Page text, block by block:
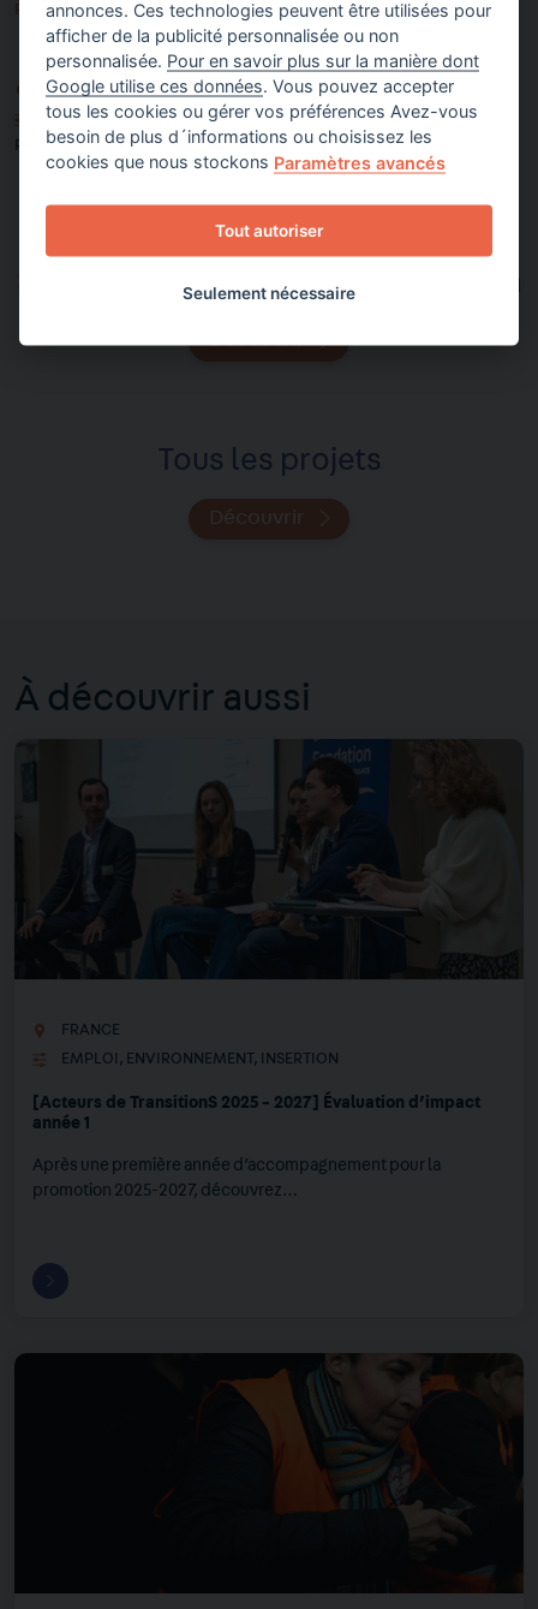
Partager sur
FRANCE
EMPLOI, EXCLUSION,FEMMES,FORMATION,INSERTION,
PAUVRETÉ
Soutenir les projets de la Fondation
Découvrir
Tous les projets
Découvrir
À découvrir aussi
FRANCE
EMPLOI , ENVIRONNEMENT , INSERTION
[Acteurs de TransitionS 2025 - 2027] Évaluation d’impact
année 1
Après une première année d’accompagnement pour la
promotion 2025-2027, découvrez…
annonces. Ces technologies peuvent être utilisées pour
afficher de la publicité personnalisée ou non
personnalisée. Pour en savoir plus sur la manière dont
Google utilise ces données . Vous pouvez accepter
tous les cookies ou gérer vos préférences Avez-vous
besoin de plus d´informations ou choisissez les
cookies que nous stockons Paramètres avancés
Tout autoriser
Seulement nécessaire